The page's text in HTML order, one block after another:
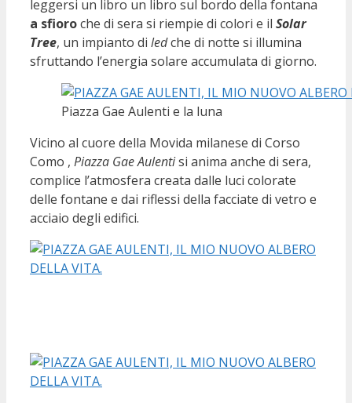
leggersi un libro un libro sul bordo della fontana
a sfioroche di sera si riempie di colori e il Solar
Tree, un impianto di ledche di notte si illumina
sfruttando l’energia solare accumulata di giorno.
Piazza Gae Aulenti e la luna
Vicino al cuore della Movida milanese di Corso
Como , Piazza Gae Aulentisi anima anche di sera,
complice l’atmosfera creata dalle luci colorate
delle fontane e dai riflessi della facciate di vetro e
acciaio degli edifici.